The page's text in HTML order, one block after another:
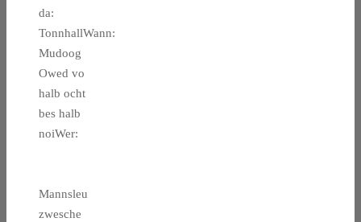
da:
TonnhallWann:
Mudoog
Owed vo
halb ocht
bes halb
noiWer:
Mannsleu
zwesche